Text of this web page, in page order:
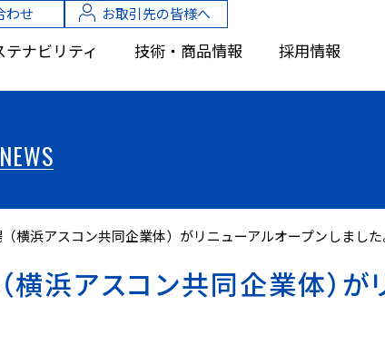
わせ お取引先の皆様へ
テナビリティ 技術・商品情報 採用情報
NEWS
横浜アスコン共同企業体）がリニューアルオープンしました
横浜アスコン共同企業体）が